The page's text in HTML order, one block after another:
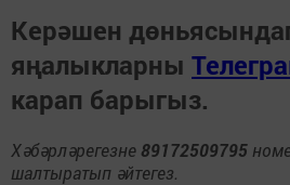
Керәшен
яңалыкларны
карап барыгыз.
Хәбәрләрегезне 89172509795
шалтыратып әйтегез.